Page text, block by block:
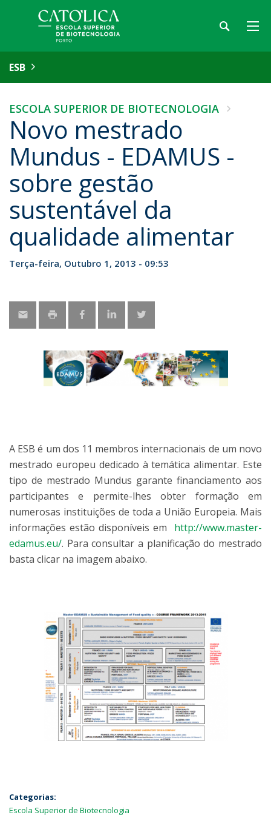
ESB
ESCOLA SUPERIOR DE BIOTECNOLOGIA
Novo mestrado
Mundus - EDAMUS -
sobre gestão
sustentável da
qualidade alimentar
Terça-feira, Outubro 1, 2013 - 09:53
A ESB é um dos 11 membros internacionais de um novo
mestrado europeu dedicado à temática alimentar. Este
tipo de mestrado Mundus garante financiamento aos
participantes e permite-lhes obter formação em
numerosas instituições de toda a União Europeia. Mais
informações estão disponíveis em http://www.master-
edamus.eu/. Para consultar a planificação do mestrado
basta clicar na imagem abaixo.
Categorias:
Escola Superior de Biotecnologia